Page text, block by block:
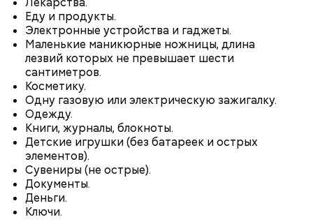
Еду и продукты.
Электронные устройства и гаджеты.
Маленькие маникюрные ножницы, длина
лезвий которых не превышает шести
сантиметров.
Косметику.
Одну газовую или электрическую зажигалку.
Одежду.
Книги, журналы, блокноты.
Детские игрушки (без батареек и острых
элементов).
Сувениры (не острые).
Документы.
Деньги.
Ключи.
Ингредиенты:
беременным, кормящим женщинам;
людям с ослабленной иммунной системой;
пожилым;
детям.